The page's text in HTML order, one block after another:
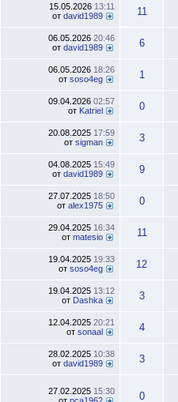
15.05.2026 13:11
от david1989 11
06.05.2026 20:46
от david1989 6
06.05.2026 18:26
от soso4eg 1
09.04.2026 02:57
от Katriel 0
20.08.2025 17:59
от sigman 3
04.08.2025 15:49
от david1989 9
27.07.2025 18:50
от alex1975 0
29.04.2025 16:34
от matesio 11
19.04.2025 19:33
от soso4eg 12
19.04.2025 13:12
от Dashka 3
12.04.2025 20:21
от sonaal 4
28.02.2025 10:38
от david1989 3
27.02.2025 15:30
0